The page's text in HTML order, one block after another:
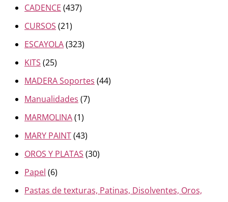
CADENCE (437)
CURSOS (21)
ESCAYOLA(323)
KITS (25)
MADERA Soportes (44)
Manualidades (7)
MARMOLINA(1)
MARY PAINT(43)
OROS Y PLATAS (30)
Papel (6)
Pastas de texturas, Patinas, Disolventes, Oros,